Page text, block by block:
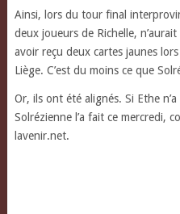
Ainsi, lors du tour final
deux joueurs de Richelle,
avoir reçu deux cartes jaunes
Liège. C’est du moins ce que
Or, ils ont été alignés. Si Ethe
Solrézienne l’a fait ce mercredi,
lavenir.net.